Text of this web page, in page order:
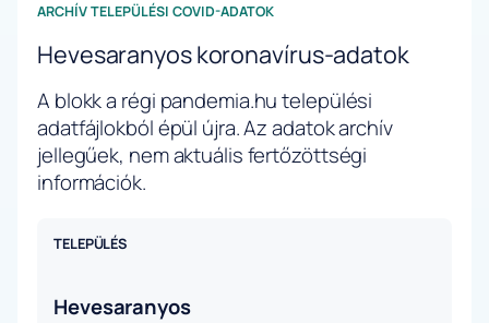
ARCHÍV TELEPÜLÉSI COVID-ADATOK
Hevesaranyos koronavírus-adatok
A blokk a régi pandemia.hu települési
adatfájlokból épül újra. Az adatok archív
jellegűek, nem aktuális fertőzöttségi
információk.
TELEPÜLÉS
Hevesaranyos